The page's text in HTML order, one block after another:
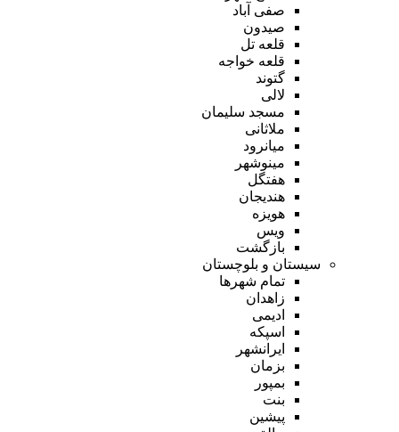
صفی آباد
صیدون
قلعه تل
قلعه خواجه
گتوند
لالی
مسجد سلیمان
ملاثانی
میانرود
مینوشهر
هفتگل
هندیجان
هویزه
ویس
بازگشت
سیستان و بلوچستان
تمام شهر‌ها
زاهدان
ادیمی
اسپکه
ایرانشهر
بزمان
بمپور
بنت
پیشین